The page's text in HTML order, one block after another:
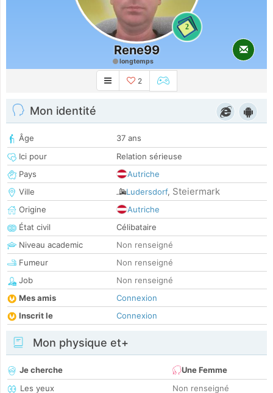
2
Rene99
longtemps
2
Mon identité
Âge
37 ans
Ici pour
Relation sérieuse
Pays
Autriche
Ville
Ludersdorf, Steiermark
Origine
Autriche
État civil
Célibataire
Niveau academic
Non renseigné
Fumeur
Non renseigné
Job
Non renseigné
Mes amis
Connexion
Inscrit le
Connexion
Mon physique et+
Je cherche
Une Femme
Les yeux
Non renseigné